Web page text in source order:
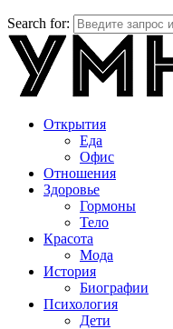
Search for:
Открытия
Еда
Офис
Отношения
Здоровье
Гормоны
Тело
Красота
Мода
История
Биографии
Психология
Дети